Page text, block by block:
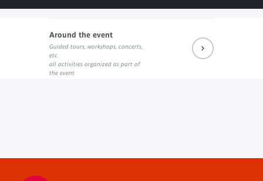
A propos du coffret (sur le site des éditions BnF)
External link
Around the event
Guided tours, workshops, concerts,
etc.
all activities organized as part of
the event